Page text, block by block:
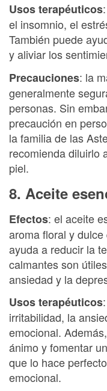
Usos terapéuticos
el insomnio, el
También puede
y aliviar los
Precauciones: la
generalmente
personas. Sin
precaución en
la familia de las
recomienda diluirlo
piel.
8. Aceite
Efectos: el aceite
aroma floral y
ayuda a reducir la
calmantes son
ansiedad y la
Usos terapéuticos
irritabilidad, la
emocional.
ánimo y fomentar
que lo hace
emocional.